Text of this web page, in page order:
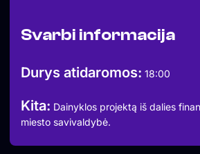
grynais.
prizai, aplodismentai ir šlovė.
18:00 — DOORS
19:00 — BAD BAD BINGO su Luka
21:00 — FRESH BLOOD DJs
Ateik su draugais. Ateik vienas. Ateik,
Svarbi informacija
Durys atidaromos: 18:00
Kita: Dainyklos projektą iš dalies
miesto savivaldybė.